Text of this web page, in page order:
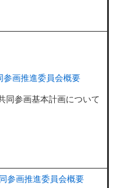
参画推進委員会概要
同参画基本計画について
参画推進委員会概要